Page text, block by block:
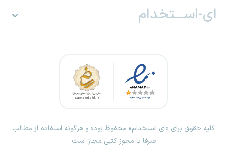
ای-اســـتخدام
کلیه حقوق برای «ای استخدام» محفوظ بوده و هرگونه استفاده از مطالب
صرفا با مجوز کتبی مجاز است.